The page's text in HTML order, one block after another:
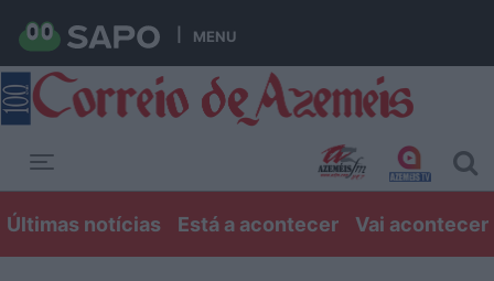
MENU
Últimas notícias Está a acontecer Vai acontecer